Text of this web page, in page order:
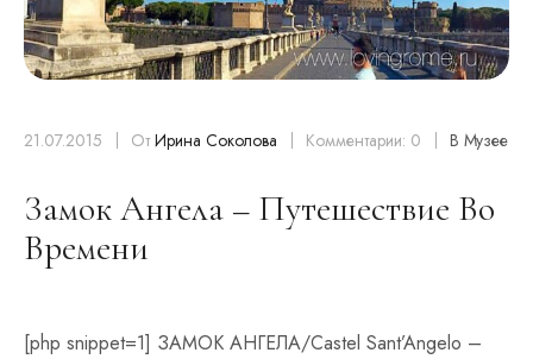
21.07.2015 ОтИрина Соколова Комментарии: 0 В Музее
Замок Ангела – Путешествие Во
Времени
[php snippet=1] ЗАМОК АНГЕЛА/Castel Sant’Angelo –